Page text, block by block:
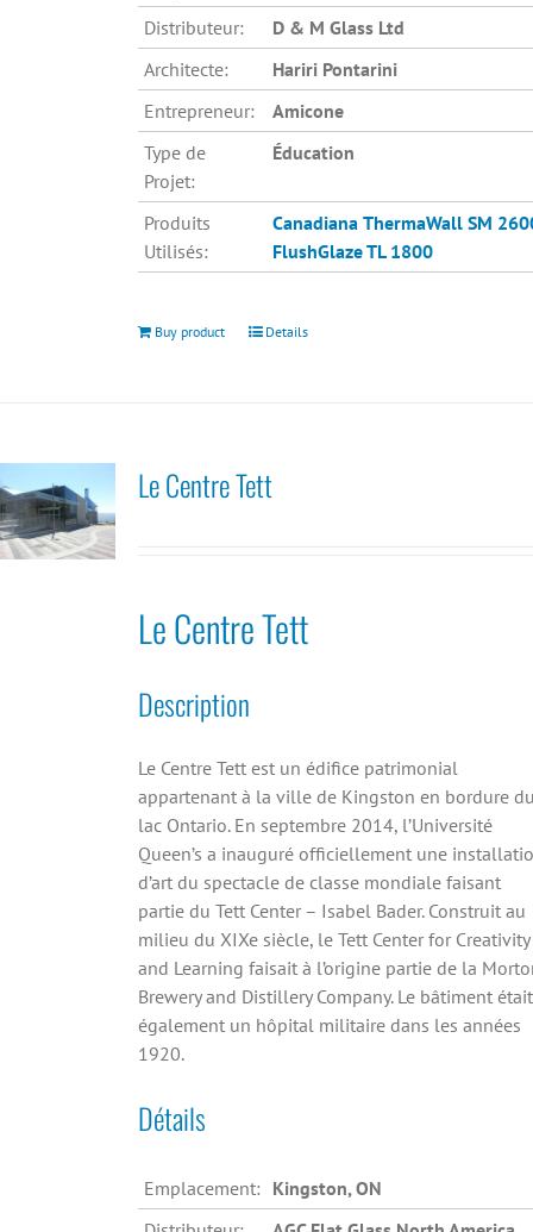
Distributeur:
D & M Glass Ltd
Architecte:
Hariri Pontarini
Entrepreneur:
Amicone
Type de
Projet:
Éducation
Produits
Utilisés:
Canadiana ThermaWall SM
FlushGlaze TL 1800
Buy product Details
Le Centre Tett
Le Centre Tett
Description
Le Centre Tett est un édifice patrimonial
appartenant à la ville de Kingston en bordure
lac Ontario. En septembre 2014, l’Université
Queen’s a inauguré officiellement une
d’art du spectacle de classe mondiale faisant
partie du Tett Center – Isabel Bader. Construit au
milieu du XIXe siècle, le Tett Center for Creativity
and Learning faisait à l’origine partie de la
Brewery and Distillery Company. Le bâtiment était
également un hôpital militaire dans les années
1920.
Détails
Emplacement: Kingston, ON